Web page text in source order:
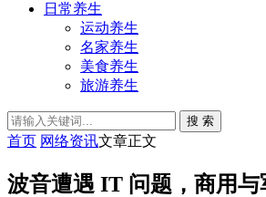
日常养生
运动养生
名家养生
美食养生
旅游养生
搜 索
首页 网络资讯文章正文
波音遭遇 IT 问题，商用